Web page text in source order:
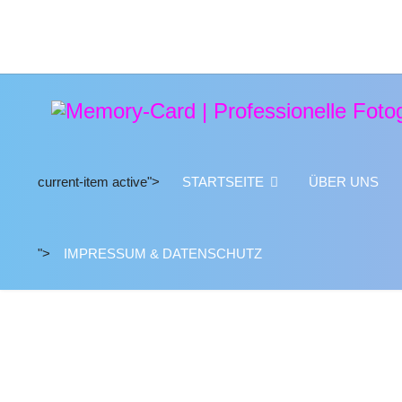
current-item active"> STARTSEITE ÜBER UNS
"> IMPRESSUM & DATENSCHUTZ